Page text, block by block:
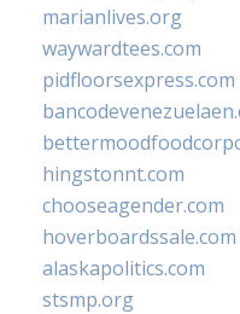
marianlives.org
waywardtees.com
pidfloorsexpress.com
hingstonnt.com
chooseagender.com
hoverboardssale.com
alaskapolitics.com
stsmp.org